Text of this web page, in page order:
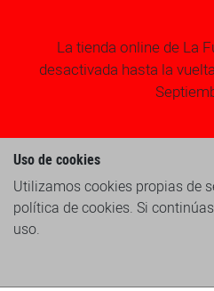
La tienda online de La
desactivada hasta la
Uso de cookies
Utilizamos cookies propias de
política de cookies. Si
uso.